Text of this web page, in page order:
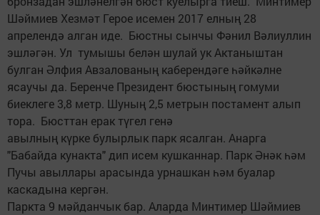
Шәймиев Хезмәт Герое исемен 2017 елның 28
апрелендә алган иде. Бюстны сынчы Фәнил Вәлиуллин
эшләгән. Ул тумышы белән шулай ук Актаныштан
булган Әлфия Авзалованың каберендәге һәйкәлне
ясаучы да. Беренче Президент бюстының гомуми
биеклеге 3,8 метр. Шуның 2,5 метрын постамент алып
тора. Бюсттан ерак түгел генә
авылның күрке булырлык парк ясалган. Анарга
"Бабайда кунакта" дип исем кушканнар. Парк Әнәк һәм
Пучы авыллары арасында урнашкан һәм буалар
каскадына кергән.
Паркта 9 мәйданчык бар. Аларда Минтимер Шәймиев